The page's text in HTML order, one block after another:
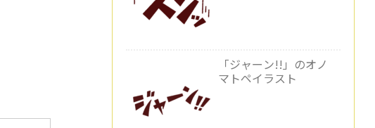
「ジャーン!!」のオノ
マトペイラスト